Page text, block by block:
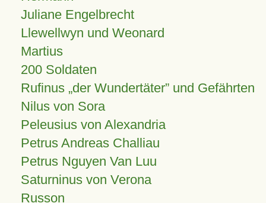
Juliane Engelbrecht
Llewellwyn und Weonard
Martius
200 Soldaten
Rufinus „der Wundertäter” und Gefährten
Nilus von Sora
Peleusius von Alexandria
Petrus Andreas Challiau
Petrus Nguyen Van Luu
Saturninus von Verona
Russon